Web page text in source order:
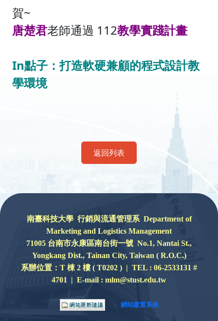
賀~
唐楚君老師通過 112教學實踐計畫
In點子：打造軟硬兼顧的程式設計教
學環境
返回列表
南臺科技大學 行銷與流通管理系 Department of
Marketing and Logistics Management
71005 台南市永康區南台街一號 No.1, Nantai St.,
Yongkang Dist., Tainan City, Taiwan ( R.O.C.)
系辦位置： T 棟 2 樓 ( T0202 ) | TEL : 06-2533131 #
4701 | E-mail : mlm@stust.edu.tw
網站建置系統